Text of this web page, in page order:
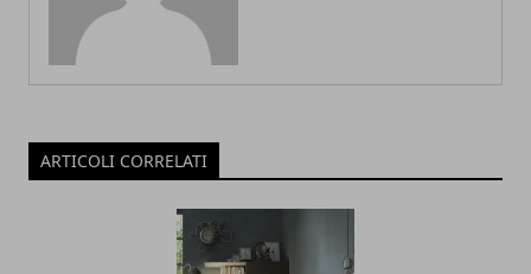
ARTICOLI CORRELATI